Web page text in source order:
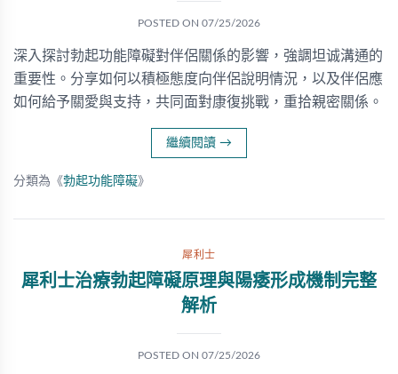
POSTED ON 07/25/2026
深入探討勃起功能障礙對伴侶關係的影響，強調坦诚溝通的
重要性。分享如何以積極態度向伴侶說明情況，以及伴侶應
如何給予關愛與支持，共同面對康復挑戰，重拾親密關係。
繼續閱讀 →
分類為《勃起功能障礙》
犀利士
犀利士治療勃起障礙原理與陽痿形成機制完整
解析
POSTED ON 07/25/2026